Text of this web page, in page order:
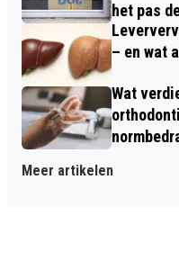
het pas
– en wat
Wat
Meer artikelen